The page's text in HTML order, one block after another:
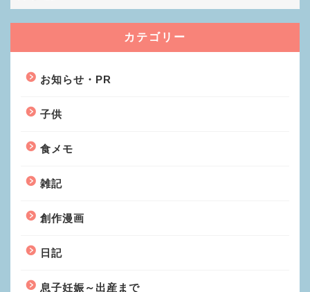
カテゴリー
お知らせ・PR
子供
食メモ
雑記
創作漫画
日記
息子妊娠～出産まで